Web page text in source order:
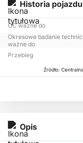
Historia pojazdu
OC ważne do
Okresowe badanie
ważne do
Przebieg
Źródło:
Opis